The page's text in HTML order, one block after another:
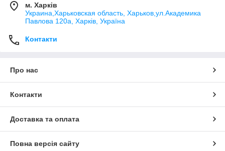
м. Харків
Украина,Харьковская область, Харьков,ул.Академика
Павлова 120а, Харків, Україна
Контакти
Про нас
Контакти
Доставка та оплата
Повна версія сайту